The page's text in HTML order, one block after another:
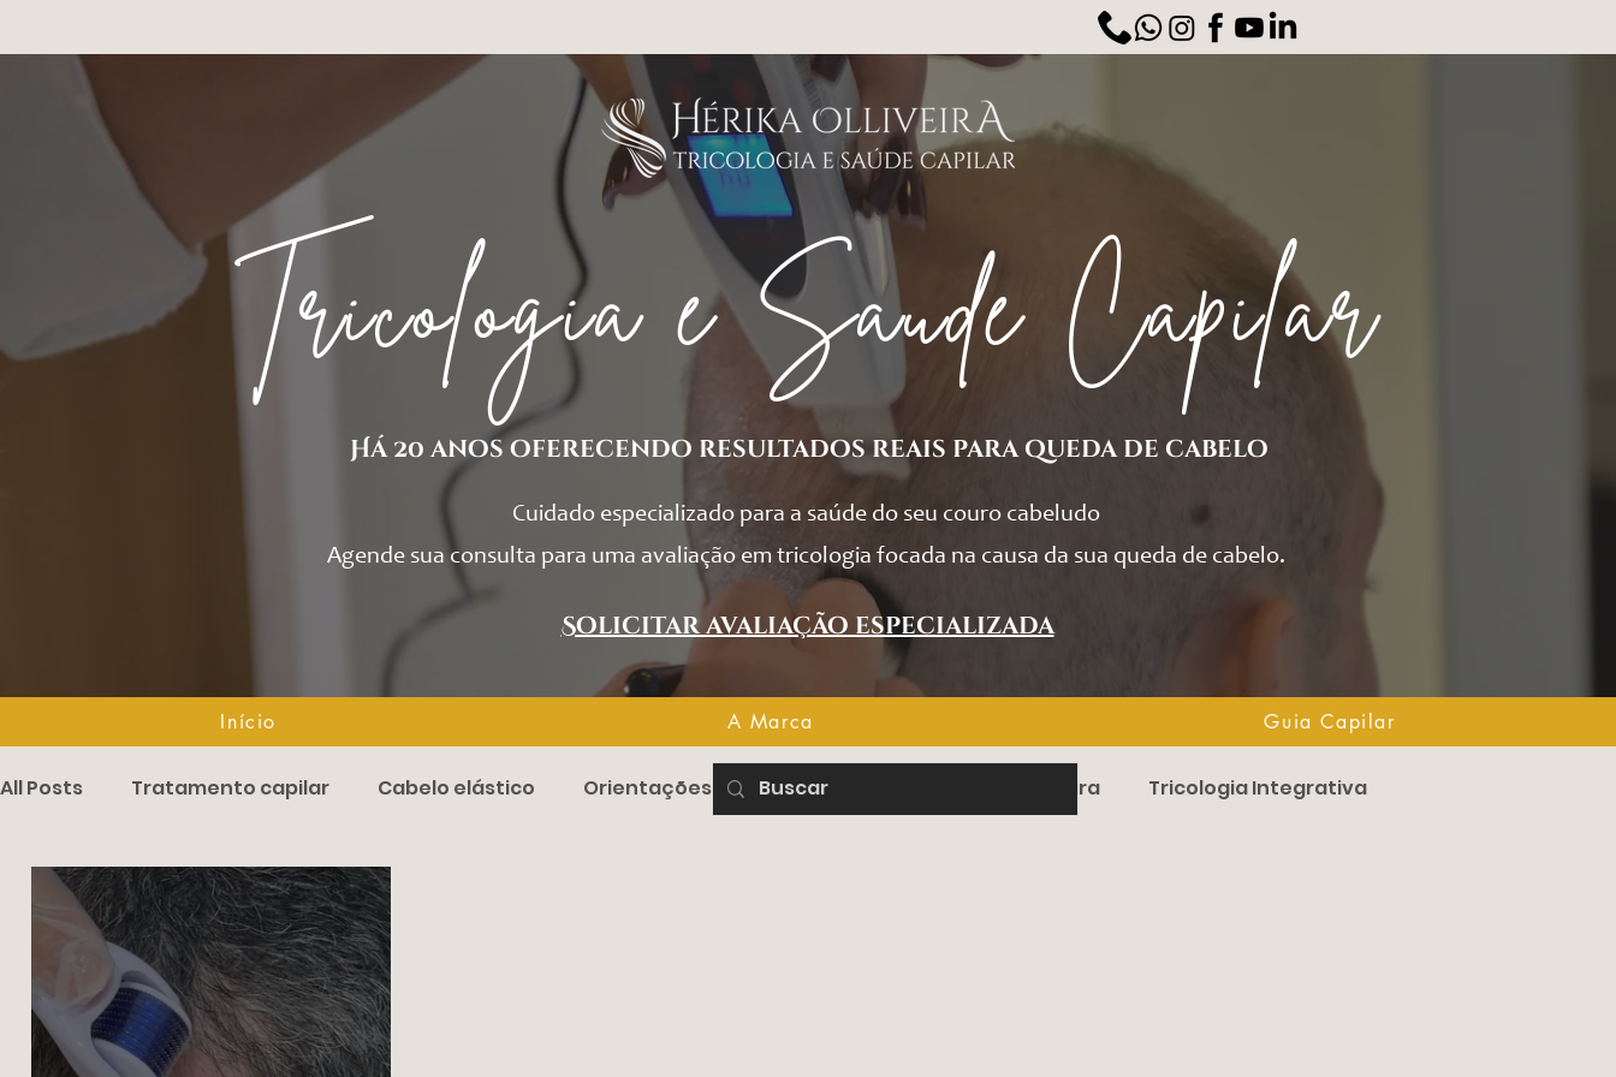
Tricologia e Saúde Capilar
Há 20 anos oferecendo resultados reais para queda de cabelo
Início A Marca Guia Capilar
Solicitar avaliação especializada
Cuidado especializado para a saúde do seu couro cabeludo
Agende sua consulta para uma avaliação em tricologia focada na causa da sua queda de cabelo.
All Posts Tratamento capilar Cabelo elástico Orientações Depoimento Método Olliveira Tricologia Integrativa
Início A Marca Guia Capilar